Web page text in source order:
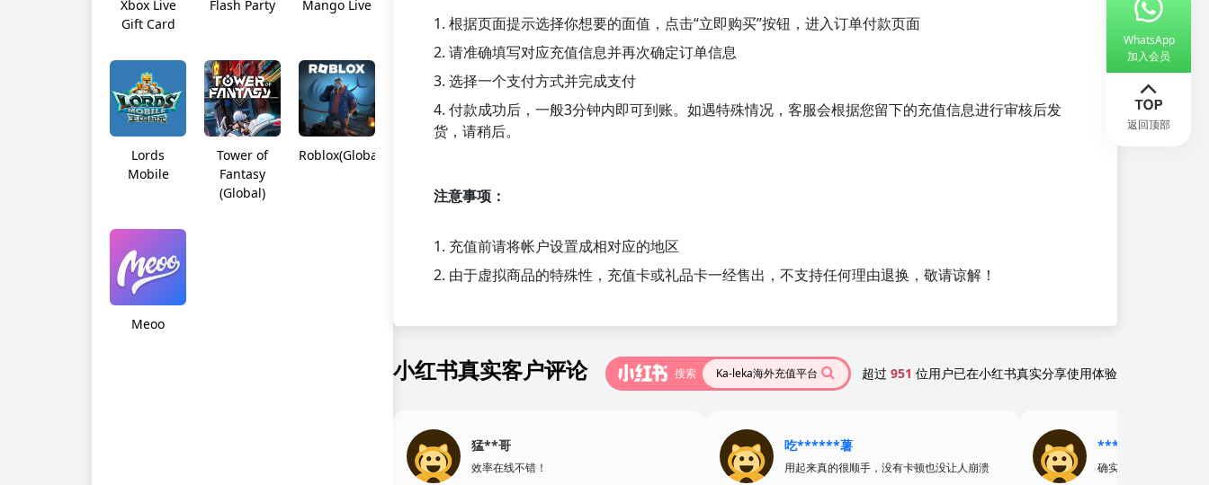
Xbox Live
Gift Card
Flash Party Mango Live
Lords
Mobile
Tower of
Fantasy
(Global)
Roblox(Global)
Meoo
1. 根据页面提示选择你想要的面值，点击“立即购买”按钮，进入订单付款页面
2. 请准确填写对应充值信息并再次确定订单信息
3. 选择一个支付方式并完成支付
4. 付款成功后，一般3分钟内即可到账。如遇特殊情况，客服会根据您留下的充值信息进行审核后发
货，请稍后。
注意事项：
1. 充值前请将帐户设置成相对应的地区
2. 由于虚拟商品的特殊性，充值卡或礼品卡一经售出，不支持任何理由退换，敬请谅解！
小红书真实客户评论 搜索 Ka-leka海外充值平台 超过 951 位用户已在小红书真实分享使用体验
猛**哥
效率在线不错！
吃******薯
用起来真的很顺手，没有卡顿也没让人崩溃
******粥
确实好用～
WhatsApp
加入会员
返回顶部